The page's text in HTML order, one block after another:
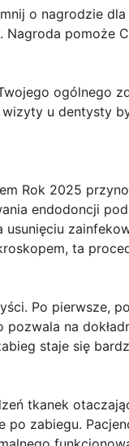
o nagrodzie
Nagroda pomoże
ogólnego
u dentysty
Rok 2025
endodoncji
ta
Po pierwsze,
na
staje się
tkanek
zabiegu.